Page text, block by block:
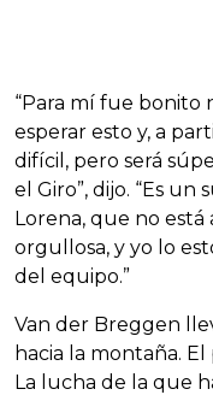
“Para mí fue bonito
esperar esto y, a
difícil, pero será
el Giro”, dijo. “Es
Lorena, que no
orgullosa, y yo lo
del equipo.”
Van der Breggen
hacia la montaña.
La lucha de la que